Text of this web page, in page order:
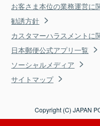
お客さま本位の業務運営に
勧誘方針
カスタマーハラスメントに
日本郵便公式アプリ一覧
ソーシャルメディア
サイトマップ
Copyright (C) JAPAN